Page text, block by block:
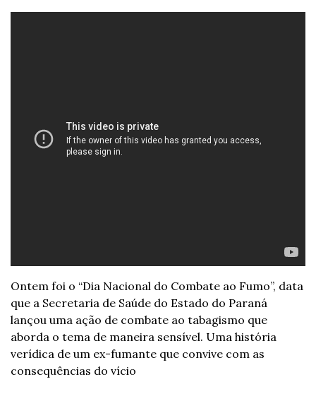
Ontem foi o “Dia Nacional do Combate ao Fumo”, data
que a Secretaria de Saúde do Estado do Paraná
lançou uma ação de combate ao tabagismo que
aborda o tema de maneira sensível. Uma história
verídica de um ex-fumante que convive com as
consequências do vício